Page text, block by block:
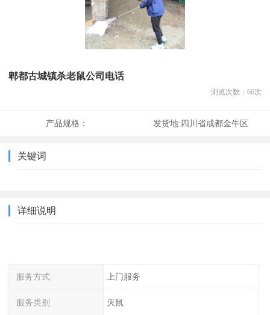
郫都古城镇杀老鼠公司电话
浏览次数： 66次
产品规格： 发货地:四川省成都金牛区
关键词
详细说明
服务方式 上门服务
服务类别 灭鼠